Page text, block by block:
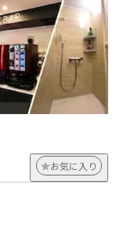
お気に入り